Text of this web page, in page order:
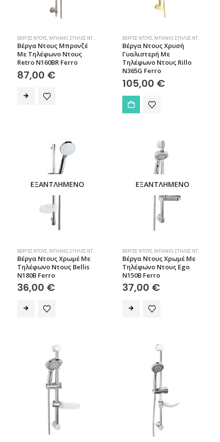
ΒΈΡΓΕΣ ΝΤΟΥΣ, ΜΠΆΝΙΟ,ΣΤΉΛΕΣ ΝΤΟΥΣ
Βέργα Ντους Μπρονζέ
Με Τηλέφωνο Ντους
Retro N160BR Ferro
87,00 €
ΒΈΡΓΕΣ ΝΤΟΥΣ, ΜΠΆΝΙΟ,ΣΤΉΛΕΣ ΝΤΟΥΣ
Βέργα Ντους Χρυσή
Γυαλιστερή Με
Τηλέφωνο Ντους Rillo
N365G Ferro
105,00 €
ΕΞΑΝΤΛΗΜΈΝΟ
ΒΈΡΓΕΣ ΝΤΟΥΣ ΜΠΆΝΙΟ ΣΤΉΛΕΣ ΝΤΟΥΣ
Βέργα Ντους Χρωμέ Με
Τηλέφωνο Ντους Bellis
N180B Ferro
36,00 €
ΕΞΑΝΤΛΗΜΈΝΟ
ΒΈΡΓΕΣ ΝΤΟΥΣ ΜΠΆΝΙΟ ΣΤΉΛΕΣ ΝΤΟΥΣ
Βέργα Ντους Χρωμέ Με
Τηλέφωνο Ντους Ego
N150B Ferro
37,00 €